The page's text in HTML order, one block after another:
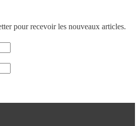
pour recevoir les nouveaux articles.